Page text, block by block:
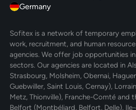
Germany
Sofitex is a network of temporary
work, recruitment, and human
agencies. We offer job opportunities
sectors. Our agencies are located in
Strasbourg, Molsheim, Obernai,
Guebwiller, Saint Louis, Cernay),
Metz, Thionville), Franche-Comté and
Belfort (Montbéliard, Belfort, Delle),